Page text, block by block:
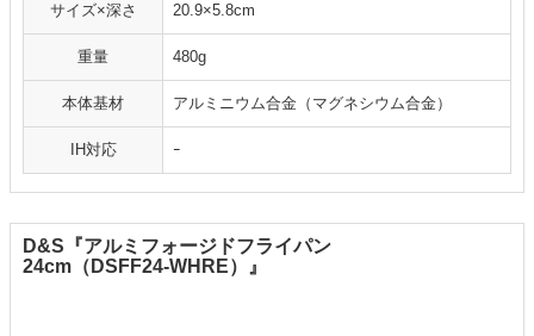
サイズ×深さ 20.9×5.8cm
重量 480g
本体基材 アルミニウム合金（マグネシウム合金）
IH対応 ｰ
D&S『アルミフォージドフライパン
24cm（DSFF24-WHRE）』